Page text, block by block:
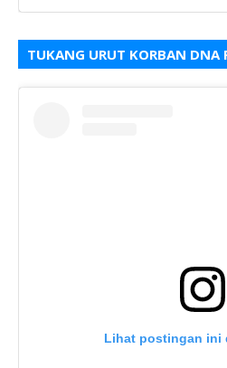
TUKANG URUT KORBAN DNA
Lihat postingan ini